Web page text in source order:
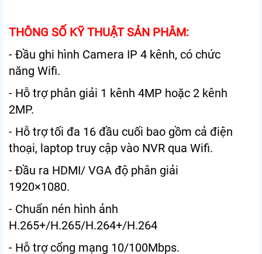
THÔNG SỐ KỸ THUẬT SẢN PHÂM:
- Đầu ghi hình Camera IP 4 kênh, có chức
năng Wifi.
- Hỗ trợ phân giải 1 kênh 4MP hoặc 2 kênh
2MP.
- Hỗ trợ tối đa 16 đầu cuối bao gồm cả điện
thoại, laptop truy cập vào NVR qua Wifi.
- Đầu ra HDMI/ VGA độ phân giải
1920×1080.
- Chuẩn nén hình ảnh
H.265+/H.265/H.264+/H.264
- Hỗ trợ cổng mạng 10/100Mbps.